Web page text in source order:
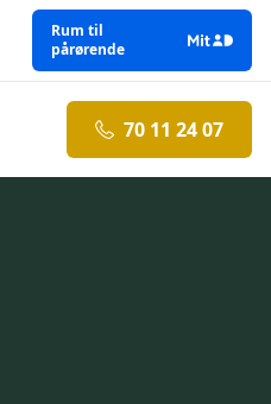
Rum til
pårørende
70 11 24 07